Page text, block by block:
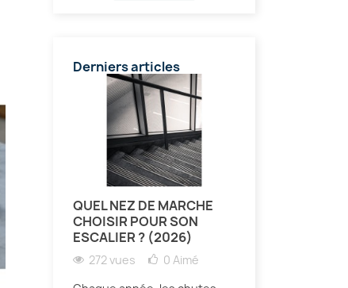
Derniers articles
QUEL NEZ DE MARCHE
CHOISIR POUR SON
ESCALIER ? (2026)
272 vues 0 Aimé